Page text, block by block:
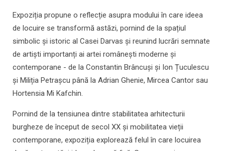
Expoziția propune o reflecție asupra modului în care ideea
de locuire se transformă astăzi, pornind de la spațiul
simbolic și istoric al Casei Darvas și reunind lucrări semnate
de artiști importanți ai artei românești moderne și
contemporane - de la Constantin Brâncuși și Ion Țuculescu
și Miliția Petrașcu până la Adrian Ghenie, Mircea Cantor sau
Hortensia Mi Kafchin.
Pornind de la tensiunea dintre stabilitatea arhitecturii
burgheze de început de secol XX și mobilitatea vieții
contemporane, expoziția explorează felul în care locuirea